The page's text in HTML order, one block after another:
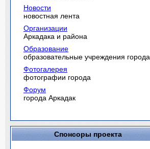
Новости
новостная лента
Организации
Аркадака и района
Образование
образовательные учреждения города
Фотогалерея
фотографии города
Форум
города Аркадак
Спонсоры проекта